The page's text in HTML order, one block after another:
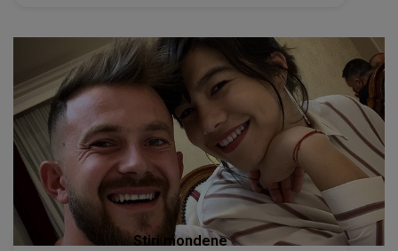
Stiri mondene